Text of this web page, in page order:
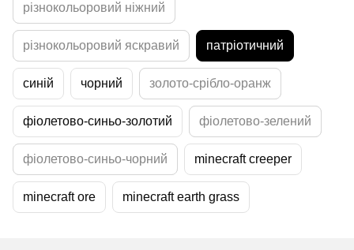
різнокольоровий ніжний
різнокольоровий яскравий патріотичний
синій чорний золото-срібло-оранж
фіолетово-синьо-золотий фіолетово-зелений
фіолетово-синьо-чорний minecraft creeper
minecraft ore minecraft earth grass